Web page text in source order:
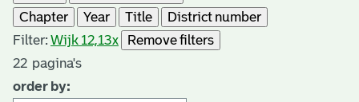
Chapter
Year Title
District number
Filter: Wijk 12,13x
Remove filters
22 pagina's
order by: